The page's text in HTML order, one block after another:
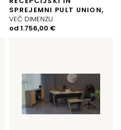
SPREJEMNI PULT UNION,
VEČ DIMENZIJ
od 1.756,00 €